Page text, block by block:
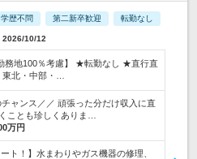
学歴不問 第二新卒歓迎 転勤なし
2026/10/12
務地100％考慮】 ★転勤なし ★直行直
北・中部・…
ャンス／／ 頑張った分だけ収入に直
ことも珍しくありま…
万円
ト！】水まわりやガス機器の修理、